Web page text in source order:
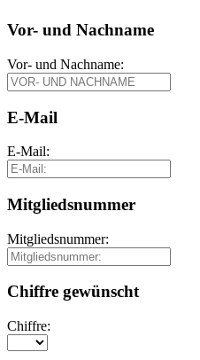
Vor- und Nachname
Vor- und Nachname:
E-Mail
E-Mail:
Mitgliedsnummer
Mitgliedsnummer:
Chiffre gewünscht
Chiffre: